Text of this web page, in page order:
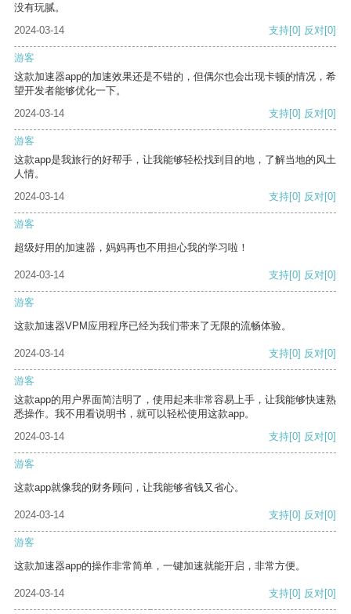
没有玩腻。
2024-03-14
支持[0] 反对[0]
游客
这款加速器app的加速效果还是不错的，但偶尔也会出现卡顿的情况，希
望开发者能够优化一下。
2024-03-14
支持[0] 反对[0]
游客
这款app是我旅行的好帮手，让我能够轻松找到目的地，了解当地的风土
人情。
2024-03-14
支持[0] 反对[0]
游客
超级好用的加速器，妈妈再也不用担心我的学习啦！
2024-03-14 支持[0] 反对[0]
游客
这款加速器VPM应用程序已经为我们带来了无限的流畅体验。
2024-03-14 支持[0] 反对[0]
游客
这款app的用户界面简洁明了，使用起来非常容易上手，让我能够快速熟
悉操作。我不用看说明书，就可以轻松使用这款app。
2024-03-14
支持[0] 反对[0]
游客
这款app就像我的财务顾问，让我能够省钱又省心。
2024-03-14 支持[0] 反对[0]
游客
这款加速器app的操作非常简单，一键加速就能开启，非常方便。
2024-03-14 支持[0] 反对[0]